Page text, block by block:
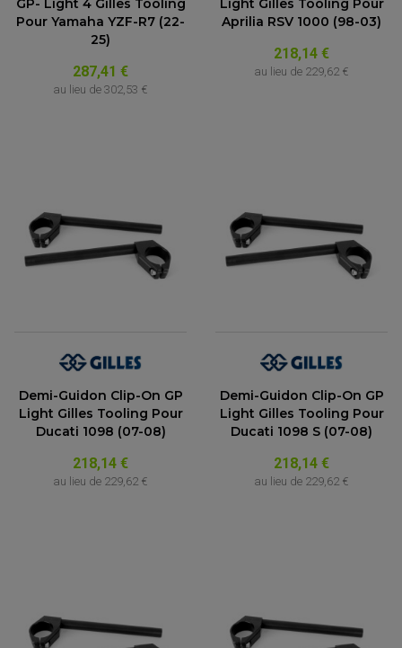
GP- Light 4 Gilles Tooling
Pour Yamaha YZF-R7 (22-
25)
287,41 €
au lieu de 302,53 €
Light Gilles Tooling Pour
Aprilia RSV 1000 (98-03)
218,14 €
au lieu de 229,62 €
Demi-Guidon Clip-On GP
Light Gilles Tooling Pour
Ducati 1098 (07-08)
218,14 €
au lieu de 229,62 €
Demi-Guidon Clip-On GP
Light Gilles Tooling Pour
Ducati 1098 S (07-08)
218,14 €
au lieu de 229,62 €